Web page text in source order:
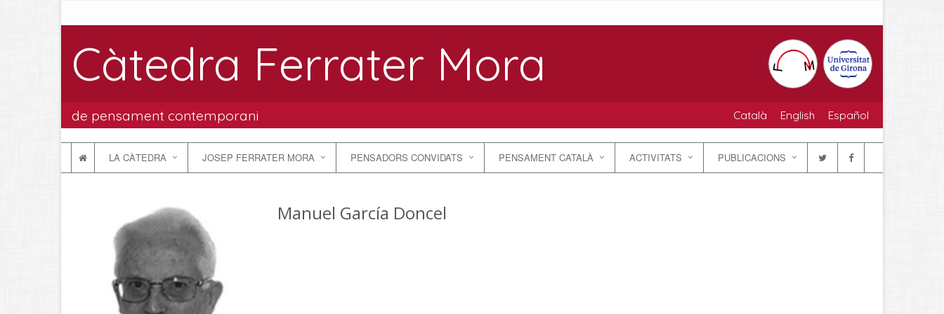
Càtedra Ferrater Mora
de pensament contemporani Català English Español
LA CÀTEDRA JOSEP FERRATER MORA PENSADORS CONVIDATS PENSAMENT CATALÀ ACTIVITATS PUBLICACIONS
Manuel García Doncel